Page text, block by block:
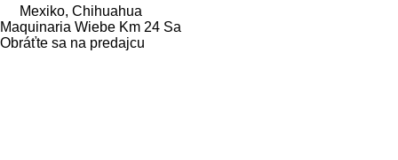
Mexiko, Chihuahua
Maquinaria Wiebe Km 24 Sa
Obráťte sa na predajcu